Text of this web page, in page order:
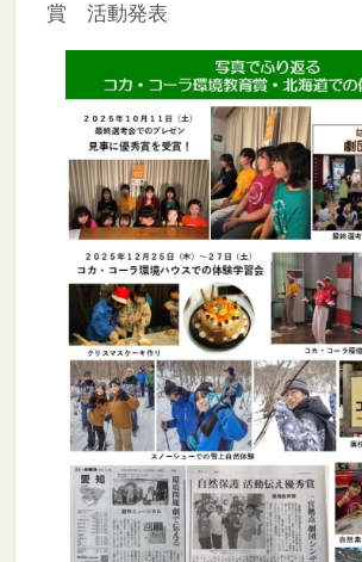
賞 活動発表